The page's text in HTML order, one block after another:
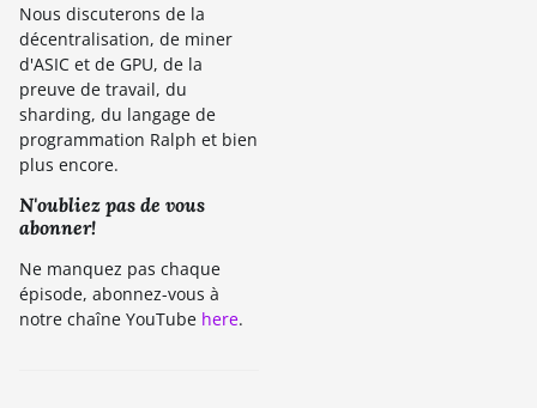
Nous discuterons de la
décentralisation, de miner
d'ASIC et de GPU, de la
preuve de travail, du
sharding, du langage de
programmation Ralph et bien
plus encore.
N'oubliez pas de vous
abonner!
Ne manquez pas chaque
épisode, abonnez-vous à
notre chaîne YouTube here.